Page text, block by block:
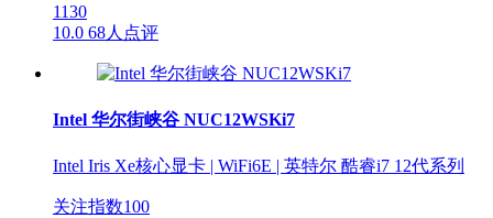
1130
10.0 68人点评
Intel 华尔街峡谷 NUC12WSKi7
Intel Iris Xe核心显卡 | WiFi6E | 英特尔 酷睿i7 12代系列
关注指数100